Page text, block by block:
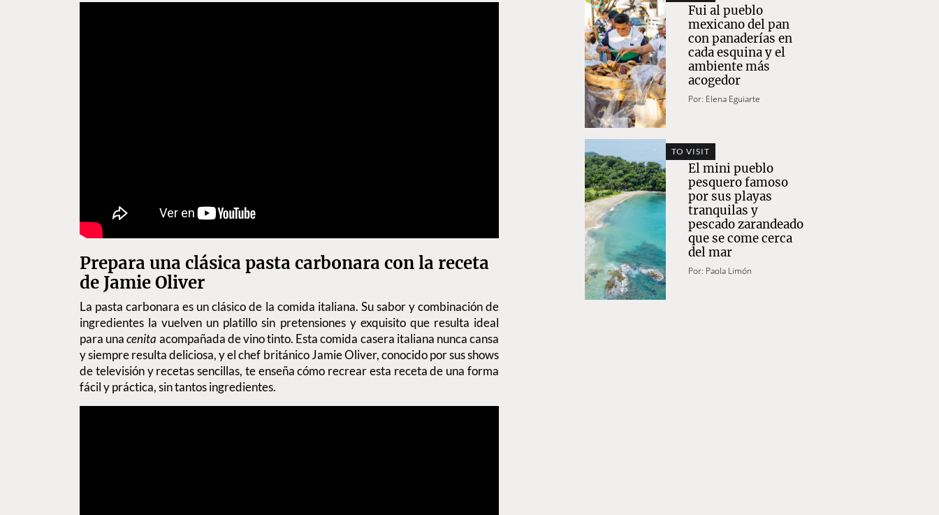
Prepara una clásica pasta carbonara con la receta
de Jamie Oliver
La pasta carbonara es un clásico de la comida italiana. Su sabor y combinación de
ingredientes la vuelven un platillo sin pretensiones y exquisito que resulta ideal
para unacenita acompañada de vino tinto. Esta comida casera italiana nunca cansa
y siempre resulta deliciosa, y el chef británico Jamie Oliver, conocido por sus shows
de televisión y recetas sencillas, te enseña cómo recrear esta receta de una forma
fácil y práctica, sin tantos ingredientes.
Fui al pueblo
mexicano del pan
con panaderías en
cada esquina y el
ambiente más
acogedor
Por: Elena Eguiarte
TO VISIT
El mini pueblo
pesquero famoso
por sus playas
tranquilas y
pescado zarandeado
que se come cerca
del mar
Por: Paola Limón